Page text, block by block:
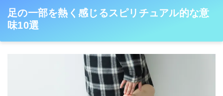
足の一部を熱く感じるスピリチュアル的な意
味10選